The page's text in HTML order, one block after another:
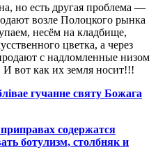
но есть другая проблема —
возле Полоцкого рынка
несём на кладбище,
цветка, а через
с надломленные низом
вот как их земля носит!!!
гучанне святу Божага
содержатся
ботулизм, столбняк и